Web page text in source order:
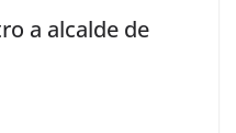
a alcalde de